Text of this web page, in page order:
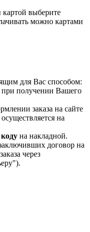
выберите
можно картами
для Вас способом:
при получении Вашего
заказа на сайте
на
на накладной.
договор на
через